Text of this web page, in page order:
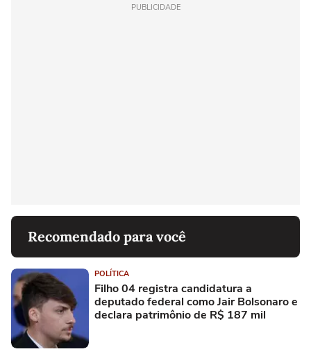
PUBLICIDADE
Recomendado para você
POLÍTICA
Filho 04 registra candidatura a
deputado federal como Jair Bolsonaro e
declara patrimônio de R$ 187 mil